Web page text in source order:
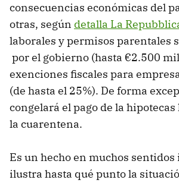
consecuencias económicas del
otras, según detalla La
laborales y permisos parentales
por el gobierno (hasta €2.500
exenciones fiscales para
(de hasta el 25%). De forma
congelará el pago de la hipotecas
la cuarentena.
Es un hecho en muchos
ilustra hasta qué punto la